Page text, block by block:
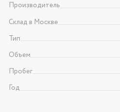
Производитель
Склад в Москве
Тип
Объем
Пробег
Год